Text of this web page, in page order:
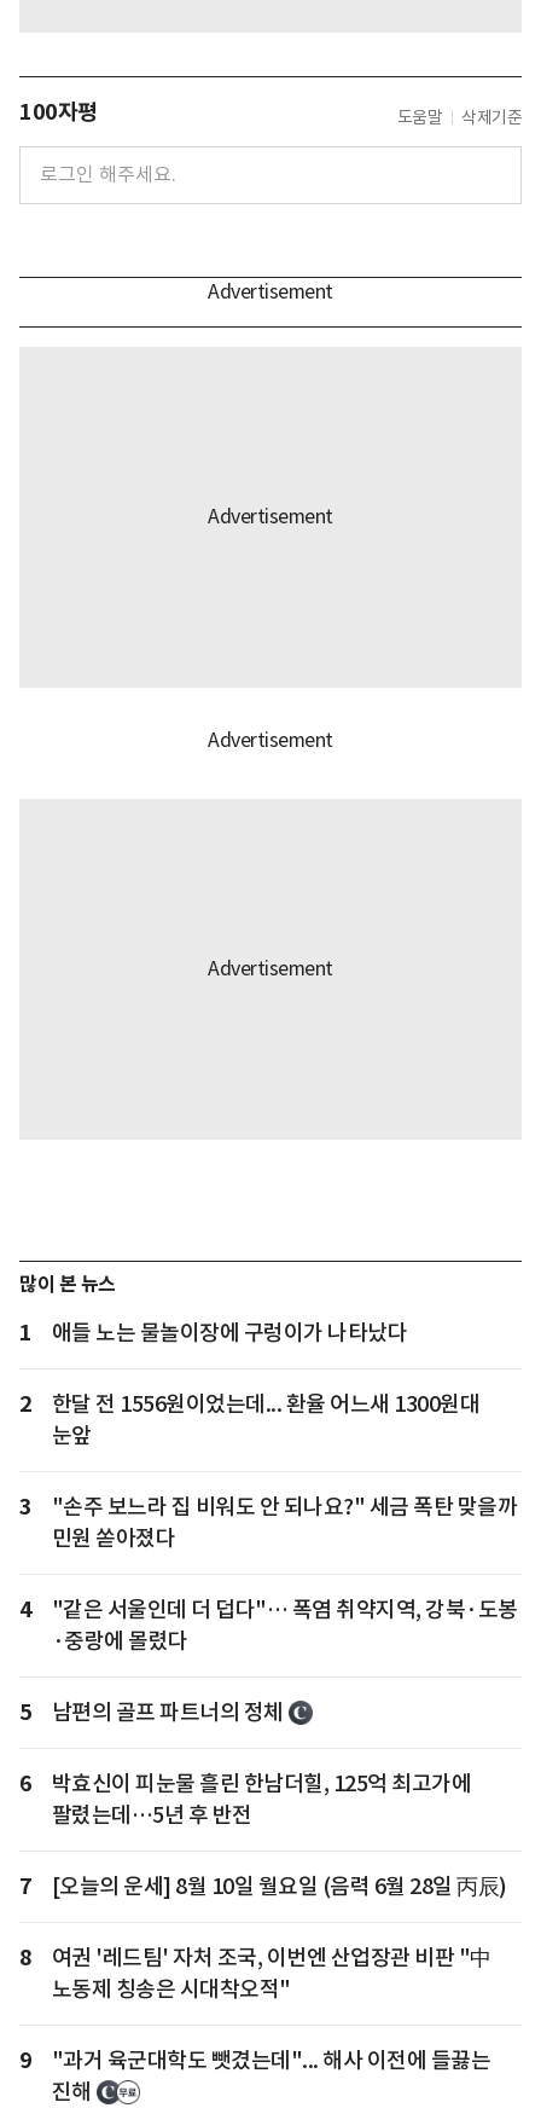
100자평 도움말 삭제기준
많이 본 뉴스
1 애들 노는 물놀이장에 구렁이가 나타났다
2
한달 전 1556원이었는데... 환율 어느새 1300원대
눈앞
3
"손주 보느라 집 비워도 안 되나요?" 세금 폭탄 맞을까
민원 쏟아졌다
4
"같은 서울인데 더 덥다"… 폭염 취약지역, 강북·도봉
·중랑에 몰렸다
5 남편의 골프 파트너의 정체
6
박효신이 피눈물 흘린 한남더힐, 125억 최고가에
팔렸는데…5년 후 반전
7 [오늘의 운세] 8월 10일 월요일 (음력 6월 28일 丙辰)
8
여권 '레드팀' 자처 조국, 이번엔 산업장관 비판 "中
노동제 칭송은 시대착오적"
9
"과거 육군대학도 뺏겼는데"... 해사 이전에 들끓는
진해